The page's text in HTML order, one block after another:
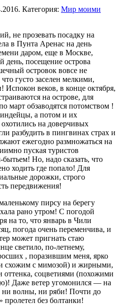
. Категория: Мир моими
не прозевать посадку на
в Пунта Аренас на день
даром, еще в Москве,
день, посещение острова
островок вовсе не
густо заселен мелкими,
веков, в конце октября,
на острове, для
март обзаводятся потомством !
индейцы, а потом и их
на доверчивых
разбудить в пингвинах страх и
ежегодно размножаться на
пуская туристов
Но, надо сказать, что
ходить где попало! Для
дорожки, строго
передвижения!
пирсу на берегу
рано утром! С погодой
на то, что январь в Чили
погода очень переменчива, и
может пригнать стаю
светило, по-летнему,
, поразившим меня, ярко
схожим с мимозой) и жирными,
оттенка, соцветиями (похожими
Даже ветер угомонился — на
ни волны, ни ряби! Почти до
пролетел без болтанки!